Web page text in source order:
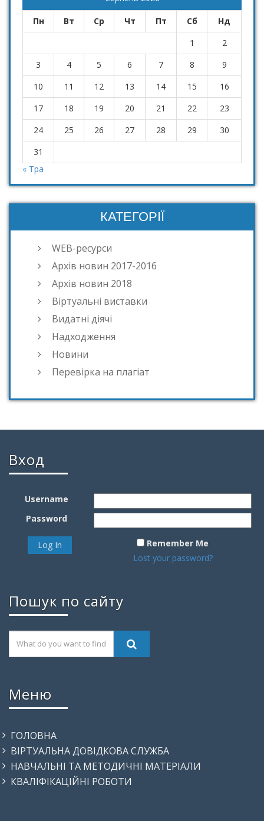
Пн Вт Ср Чт Пт Сб
Нд
1
2
3
4 5 6 7 8
9
10
11 12 13 14 15
16
17
18 19 20 21 22
23
24
25 26 27 28 29
30
31
« Тра
КАТЕГОРІЇ
WEB-ресурси
Архів новин 2017-2016
Архів новин 2018
Віртуальні виставки
Видатні діячі
Надходження
Новини
Перевірка на плагіат
Вход
Username
Password
Remember Me
Lost your password?
Пошук по сайту
Меню
ГОЛОВНА
ВІРТУАЛЬНА ДОВІДКОВА СЛУЖБА
НАВЧАЛЬНІ ТА МЕТОДИЧНІ МАТЕРІАЛИ
КВАЛІФІКАЦІЙНІ РОБОТИ